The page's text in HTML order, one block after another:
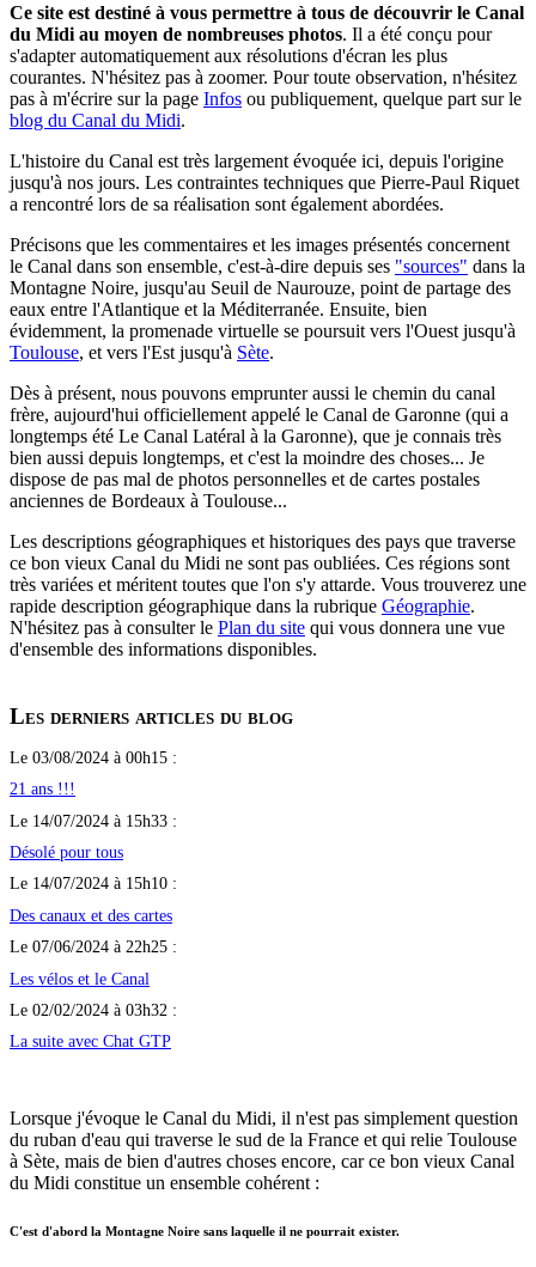
Ce site est destiné à vous permettre à tous de découvrir le Canal
du Midi au moyen de nombreuses photos. Il a été conçu pour
s'adapter automatiquement aux résolutions d'écran les plus
courantes. N'hésitez pas à zoomer. Pour toute observation, n'hésitez
pas à m'écrire sur la page Infos ou publiquement, quelque part sur le
blog du Canal du Midi.
L'histoire du Canal est très largement évoquée ici, depuis l'origine
jusqu'à nos jours. Les contraintes techniques que Pierre-Paul Riquet
a rencontré lors de sa réalisation sont également abordées.
Précisons que les commentaires et les images présentés concernent
le Canal dans son ensemble, c'est-à-dire depuis ses "sources" dans la
Montagne Noire, jusqu'au Seuil de Naurouze, point de partage des
eaux entre l'Atlantique et la Méditerranée. Ensuite, bien
évidemment, la promenade virtuelle se poursuit vers l'Ouest jusqu'à
Toulouse, et vers l'Est jusqu'à Sète.
Dès à présent, nous pouvons emprunter aussi le chemin du canal
frère, aujourd'hui officiellement appelé le Canal de Garonne (qui a
longtemps été Le Canal Latéral à la Garonne), que je connais très
bien aussi depuis longtemps, et c'est la moindre des choses... Je
dispose de pas mal de photos personnelles et de cartes postales
anciennes de Bordeaux à Toulouse...
Les descriptions géographiques et historiques des pays que traverse
ce bon vieux Canal du Midi ne sont pas oubliées. Ces régions sont
très variées et méritent toutes que l'on s'y attarde. Vous trouverez une
rapide description géographique dans la rubrique Géographie.
N'hésitez pas à consulter le Plan du site qui vous donnera une vue
d'ensemble des informations disponibles.
Les derniers articles du blog
Le 03/08/2024 à 00h15 :
21 ans !!!
Le 14/07/2024 à 15h33 :
Désolé pour tous
Le 14/07/2024 à 15h10 :
Des canaux et des cartes
Le 07/06/2024 à 22h25 :
Les vélos et le Canal
Le 02/02/2024 à 03h32 :
La suite avec Chat GTP
Lorsque j'évoque le Canal du Midi, il n'est pas simplement question
du ruban d'eau qui traverse le sud de la France et qui relie Toulouse
à Sète, mais de bien d'autres choses encore, car ce bon vieux Canal
du Midi constitue un ensemble cohérent :
C'est d'abord la Montagne Noire sans laquelle il ne pourrait exister.